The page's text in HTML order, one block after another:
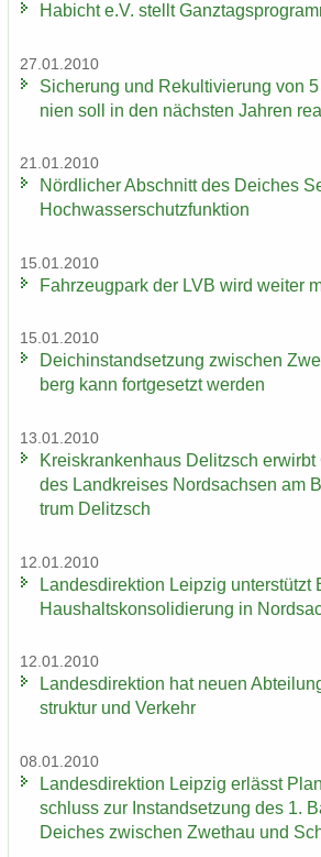
Ha­bicht e.V. stellt
27.01.2010
Si­che­rung und Re­kul­ti­vie­rung von
nien soll in den nächs­ten Jah­ren
21.01.2010
Nörd­li­cher Ab­schnitt des Dei­ches
Hoch­was­ser­schutz­funk­ti­on
15.01.2010
Fahr­zeug­park der LVB wird wei­ter
15.01.2010
Deich­in­stand­set­zung zwi­schen
berg kann fort­ge­setzt wer­den
13.01.2010
Kreis­kran­ken­haus De­litzsch
des Land­krei­ses Nord­sach­sen am
trum De­litzsch
12.01.2010
Lan­des­di­rek­ti­on Leip­zig un­ter­stützt
Haus­halts­kon­so­li­die­rung in
12.01.2010
Lan­des­di­rek­ti­on hat neuen
struk­tur und Ver­kehr
08.01.2010
Lan­des­di­rek­ti­on Leip­zig er­lässt
schluss zur In­stand­set­zung des 1.
Dei­ches zwi­schen Zwet­hau und